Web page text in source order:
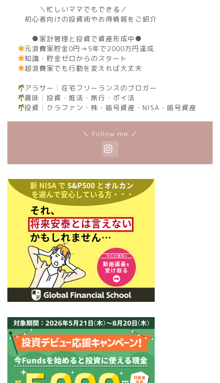
＼忙しいママでもできる／
初心者向けの投資術やお得情報をご紹介
●家計管理と投資で資産形成中●
元浪費家貯金0円→5年で2000万円達成
知識・貯金ゼロからのスタート
超浪費家でも行動を変えれば大丈夫
アラサー┊︎在宅フリーランスのブロガー
趣味┊︎投資・推活・旅行・ポイ活
投資┊︎クラファン・株・暗号資産・NISA・暗号資産
＼ Follow me ／